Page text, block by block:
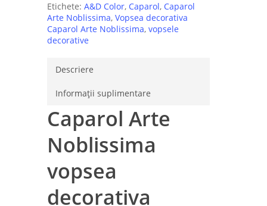
Etichete: A&D Color, Caparol, Caparol
Arte Noblissima, Vopsea decorativa
Caparol Arte Noblissima, vopsele
decorative
Descriere
Informații suplimentare
Caparol Arte
Noblissima
vopsea
decorativa